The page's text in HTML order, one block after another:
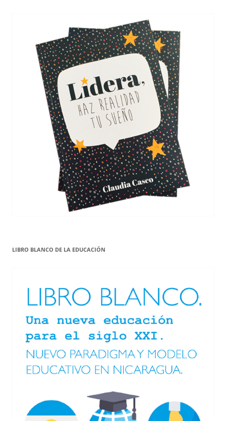
LIBRO BLANCO DE LA EDUCACIÓN